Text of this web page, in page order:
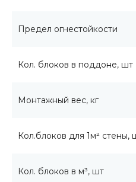
Предел огнестойкости
Кол. блоков в поддоне, шт
Монтажный вес, кг
Кол.блоков для 1м² стены,
Кол. блоков в м³, шт